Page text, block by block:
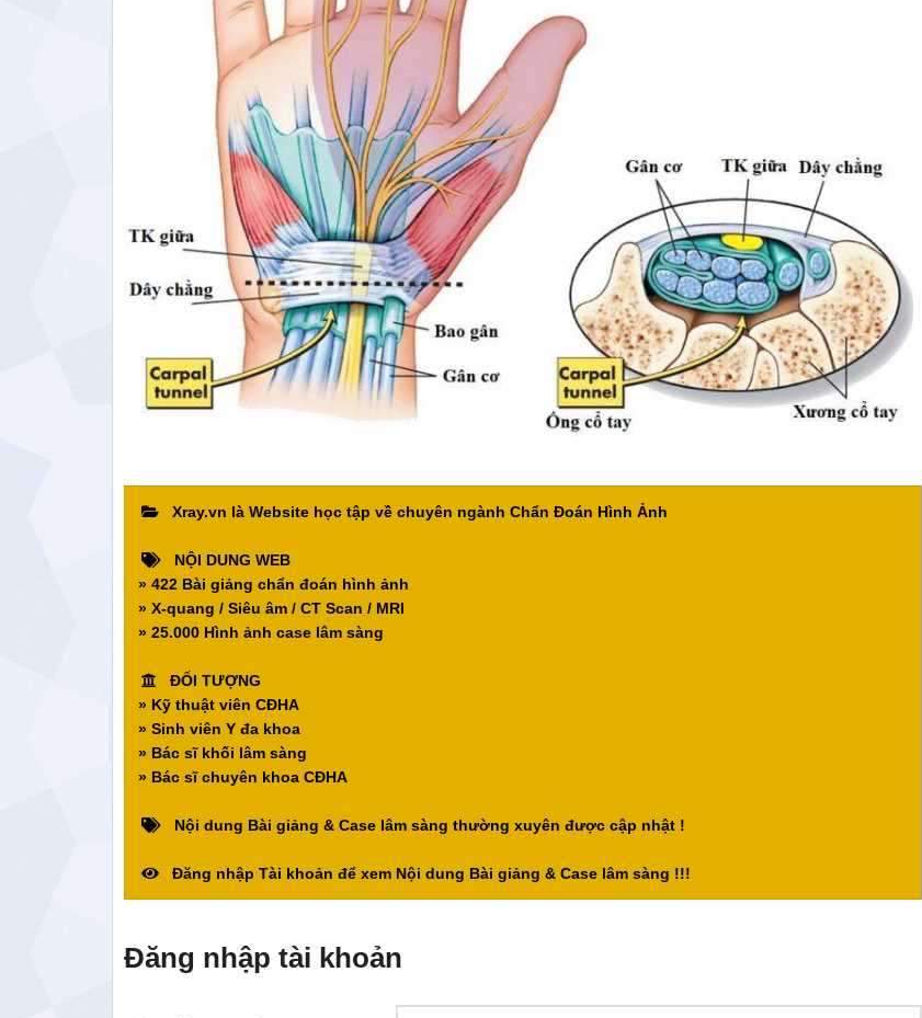
Xray.vn là Website học tập về chuyên ngành Chẩn Đoán Hình Ảnh
NỘI DUNG WEB
» 422 Bài giảng chẩn đoán hình ảnh
» X-quang / Siêu âm / CT Scan / MRI
» 25.000 Hình ảnh case lâm sàng
ĐỐI TƯỢNG
» Kỹ thuật viên CĐHA
» Sinh viên Y đa khoa
» Bác sĩ khối lâm sàng
» Bác sĩ chuyên khoa CĐHA
Nội dung Bài giảng & Case lâm sàng thường xuyên được cập nhật !
Đăng nhập Tài khoản để xem Nội dung Bài giảng & Case lâm sàng !!!
Đăng nhập tài khoản